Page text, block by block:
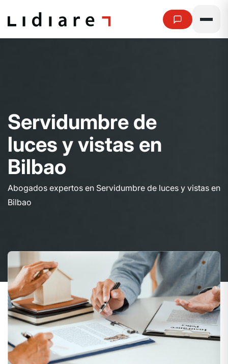
Servidumbre de
luces yvistas en
Bilbao
Abogados expertos en Servidumbre de luces y vistas en
Bilbao